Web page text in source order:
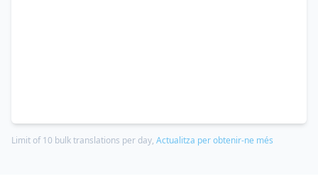
Limit of 10 bulk translations per day, Actualitza per obtenir-ne més